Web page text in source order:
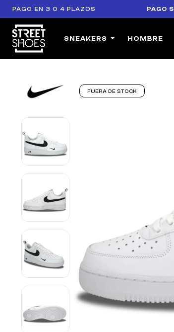
EN 3 O 4 PLAZOS PAGO SEGURO
SNEAKERS HOMBRE
FUERA DE STOCK